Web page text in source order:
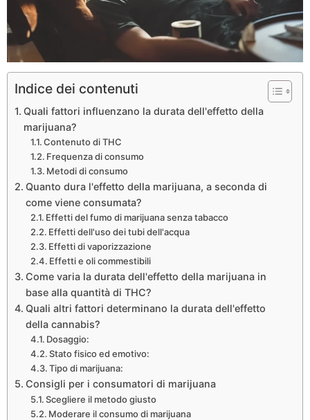
Indice dei contenuti
Quali fattori influenzano la durata dell'effetto della
marijuana?
Contenuto di THC
Frequenza di consumo
Metodi di consumo
Quanto dura l'effetto della marijuana, a seconda di
come viene consumata?
Effetti del fumo di marijuana senza tabacco
Effetti dell'uso dei tubi dell'acqua
Effetti di vaporizzazione
Effetti e oli commestibili
Come varia la durata dell'effetto della marijuana in
base alla quantità di THC?
Quali altri fattori determinano la durata dell'effetto
della cannabis?
Dosaggio:
Stato fisico ed emotivo:
Tipo di marijuana:
Consigli per i consumatori di marijuana
Scegliere il metodo giusto
Moderare il consumo di marijuana